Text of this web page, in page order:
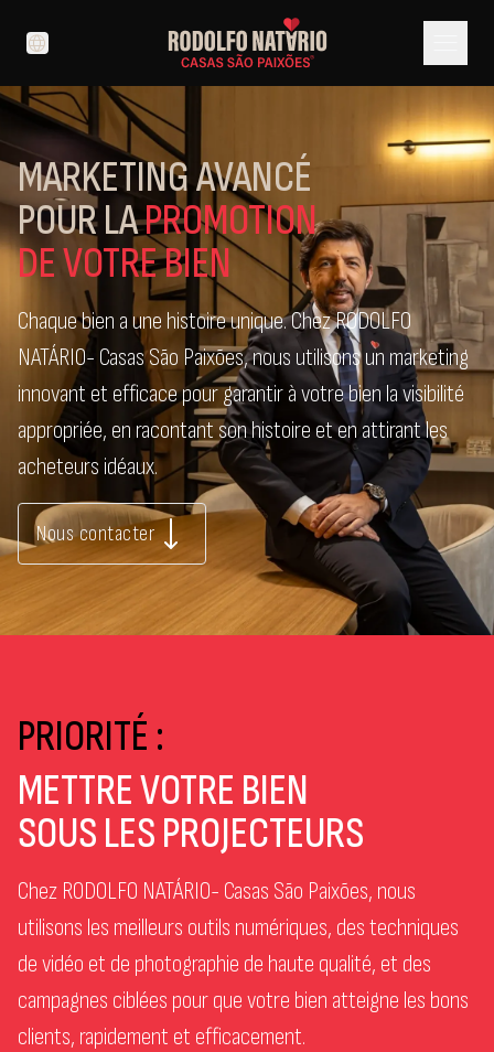
language
MARKETING AVANCÉ
POUR LAPROMOTION
DE VOTRE BIEN
Chaque bien a une histoire unique. Chez RODOLFO
NATÁRIO- Casas São Paixões, nous utilisons un marketing
innovant et efficace pour garantir à votre bien la visibilité
appropriée, en racontant son histoire et en attirant les
acheteurs idéaux.
Nous contacter
PRIORITÉ :
METTRE VOTRE BIEN
SOUS LES PROJECTEURS
Chez RODOLFO NATÁRIO- Casas São Paixões, nous
utilisons les meilleurs outils numériques, des techniques
de vidéo et de photographie de haute qualité, et des
campagnes ciblées pour que votre bien atteigne les bons
clients, rapidement et efficacement.